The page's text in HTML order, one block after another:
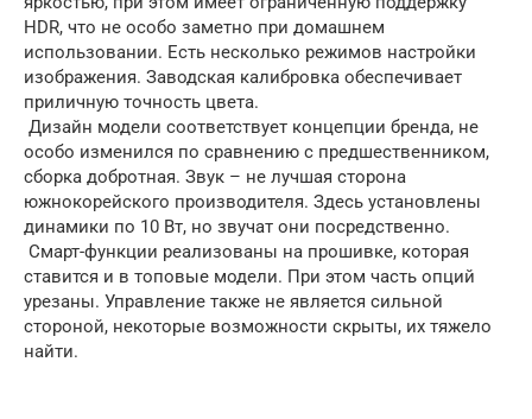
HDR, что не особо заметно при домашнем
использовании. Есть несколько режимов настройки
изображения. Заводская калибровка обеспечивает
приличную точность цвета.
Дизайн модели соответствует концепции бренда, не
особо изменился по сравнению с предшественником,
сборка добротная. Звук – не лучшая сторона
южнокорейского производителя. Здесь установлены
динамики по 10 Вт, но звучат они посредственно.
Смарт-функции реализованы на прошивке, которая
ставится и в топовые модели. При этом часть опций
урезаны. Управление также не является сильной
стороной, некоторые возможности скрыты, их тяжело
найти.